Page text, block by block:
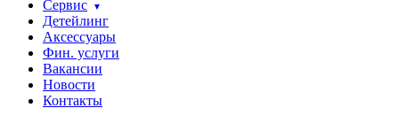
Сервис
Детейлинг
Аксессуары
Фин. услуги
Вакансии
Новости
Контакты